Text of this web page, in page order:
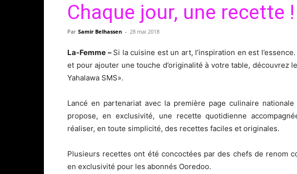
Chaque jour, une recette !
Par Samir Belhassen - 28 mai 2018
La-Femme – Si la cuisine est un art, l’inspiration en est
et pour ajouter une touche d’originalité à votre table, découvrez
Yahalawa SMS».
Lancé en partenariat avec la première page culinaire
propose, en exclusivité, une recette quotidienne
réaliser, en toute simplicité, des recettes faciles et originales.
Plusieurs recettes ont été concoctées par des chefs de renom
en exclusivité pour les abonnés Ooredoo.